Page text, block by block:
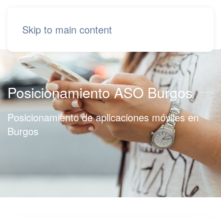
Skip to main content
Posicionamiento ASO Burgos
Posicionamiento de aplicaciones móviles en
Burgos